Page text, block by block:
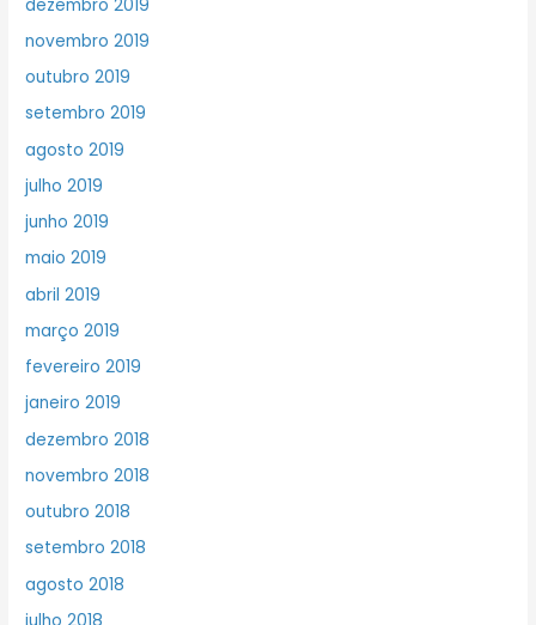
dezembro 2019
novembro 2019
outubro 2019
setembro 2019
agosto 2019
julho 2019
junho 2019
maio 2019
abril 2019
março 2019
fevereiro 2019
janeiro 2019
dezembro 2018
novembro 2018
outubro 2018
setembro 2018
agosto 2018